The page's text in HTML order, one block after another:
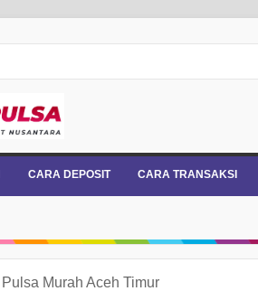
CARA DEPOSIT CARA TRANSAKSI
Pulsa Murah Aceh Timur